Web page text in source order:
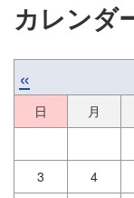
カレンダ
«
日 月
3
4